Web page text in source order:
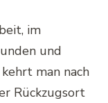
im
und
man nach
Rückzugsort